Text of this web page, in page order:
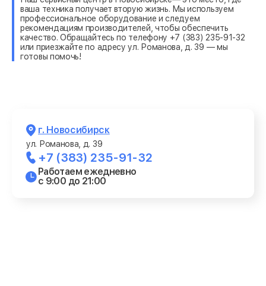
ваша техника получает вторую жизнь. Мы используем
профессиональное оборудование и следуем
рекомендациям производителей, чтобы обеспечить
качество. Обращайтесь по телефону +7 (383) 235-91-32
или приезжайте по адресу ул. Романова, д. 39 — мы
готовы помочь!
г. Новосибирск
ул. Романова, д. 39
+7 (383) 235-91-32
Работаем ежедневно
с 9:00 до 21:00